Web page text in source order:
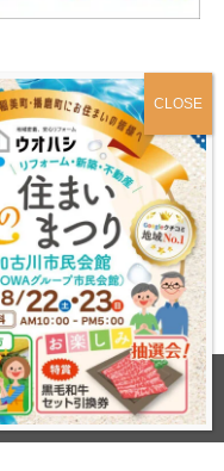
シー
– 創業128年の老舗. All rights